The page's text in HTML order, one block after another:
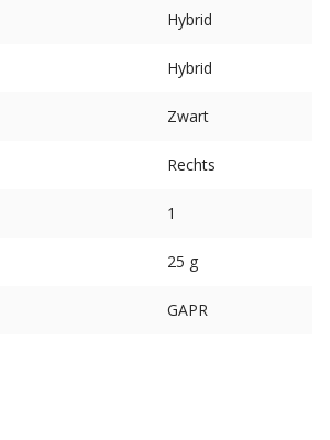
Hybrid
Hybrid
Zwart
Rechts
1
25 g
GAPR